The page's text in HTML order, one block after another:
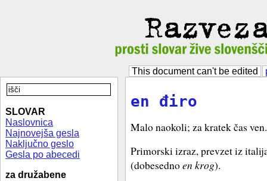
This document can't be edited
SLOVAR
Naslovnica
Najnovejša gesla
Naključno geslo
Gesla po abecedi
za družabene
en điro
Malo naokoli; za kratek čas ven.
Primorski izraz, prevzet iz
(dobesednoen krog).